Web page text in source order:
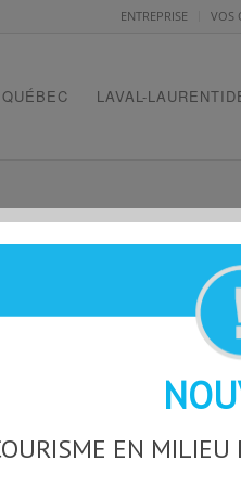
ENTREPRISE VOS
QUÉBEC LAVAL-
EN